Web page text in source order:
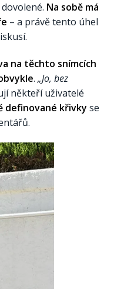
Na sobě má
– a právě tento úhel
na těchto snímcích
. „Jo, bez
někteří uživatelé
definované křivky se